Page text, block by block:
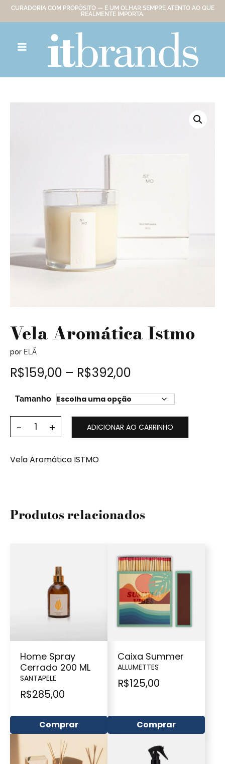
CURADORIA COM PROPÓSITO — E UM OLHAR SEMPRE ATENTO AO QUE
REALMENTE IMPORTA.
Vela Aromática Istmo
por ELÃ
R$159,00 – R$392,00
Tamanho
ADICIONAR AO CARRINHO
Vela Aromática ISTMO
Produtos relacionados
Home Spray
Cerrado 200 ML
SANTAPELE
R$285,00
Comprar
Caixa Summer
ALLUMETTES
R$125,00
Comprar